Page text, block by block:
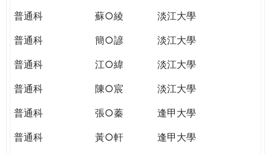
普通科
蘇○綾
淡江大學
普通科
簡○諺
淡江大學
普通科
江○緯
淡江大學
普通科
陳○宸
淡江大學
普通科
張○蓁
逢甲大學
普通科
黃○軒
逢甲大學